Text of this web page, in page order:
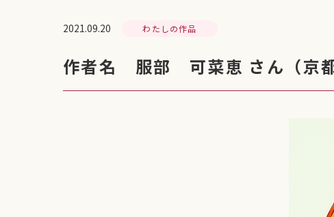
2021.09.20 わたしの作品
作者名 服部 可菜恵 さん（京都